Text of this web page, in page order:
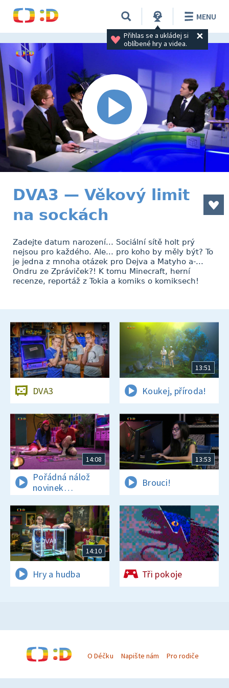
Přihlas se a ukládej si
oblíbené hry a videa.
MENU
DVA3 — Věkový limit
na sockách
Zadejte datum narození... Sociální sítě holt prý
nejsou pro každého. Ale... pro koho by měly být? To
je jedna z mnoha otázek pro Dejva a Matyho a-...
Ondru ze Zpráviček?! K tomu Minecraft, herní
recenze, reportáž z Tokia a komiks o komiksech!
DVA3
13:51
Koukej, příroda!
14:08
Pořádná nálož
novinek
a zajímavostí
13:53
Brouci!
14:10
Hry a hudba Tři pokoje
O Déčku Napište nám Pro rodiče